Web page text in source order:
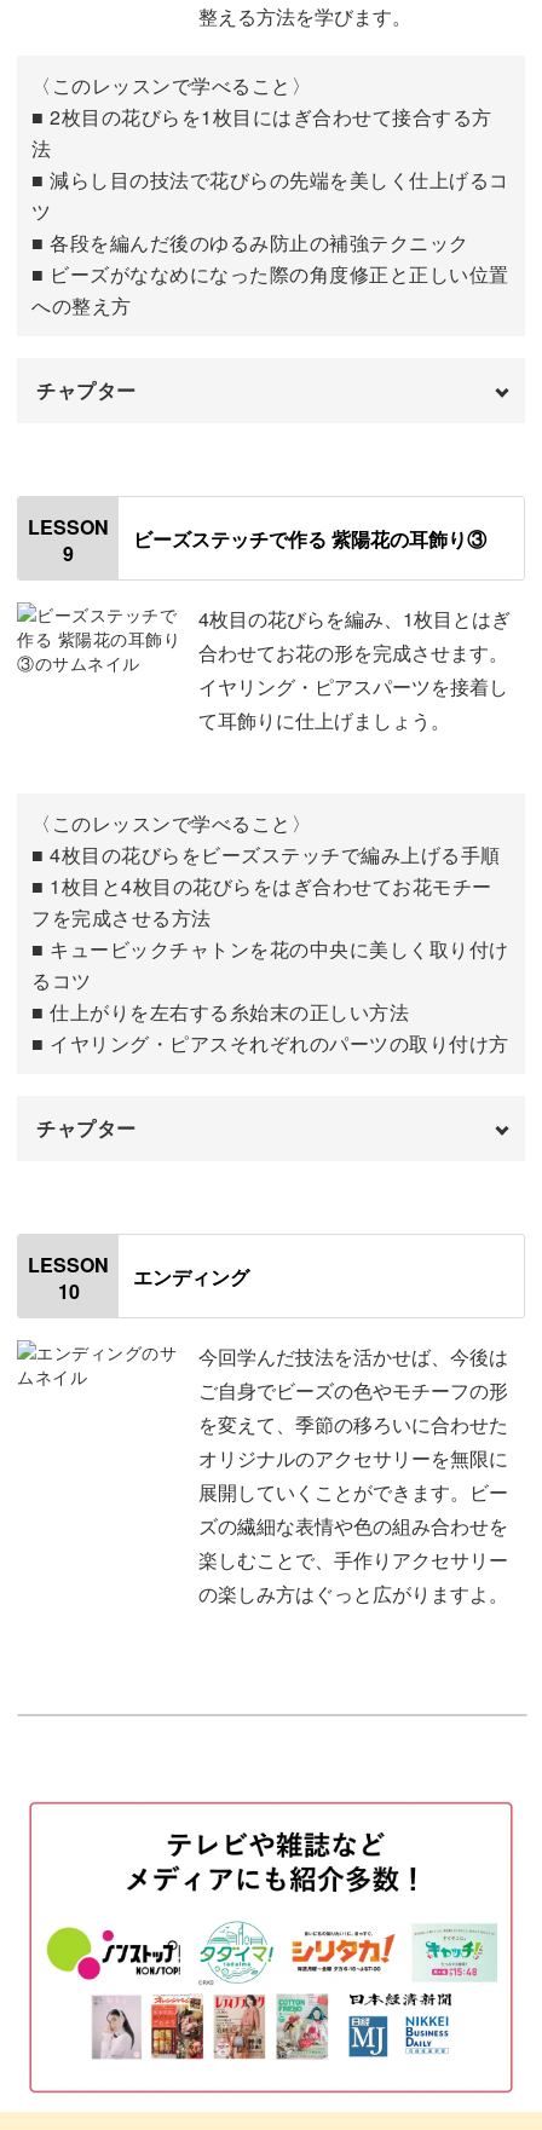
整える方法を学びます。
〈このレッスンで学べること〉
■ 2枚目の花びらを1枚目にはぎ合わせて接合する方
法
■ 減らし目の技法で花びらの先端を美しく仕上げるコ
ツ
■ 各段を編んだ後のゆるみ防止の補強テクニック
■ ビーズがななめになった際の角度修正と正しい位置
への整え方
チャプター
花びらの2枚目の1段目を編む
花びらの2枚目の2段目を編む
花びらの2枚目の3段目を編む 04:08
花びらの2枚目の4段目を編む 06:14
花びらの2枚目の5〜7段目を編む
LESSON
9
ビーズステッチで作る 紫陽花の耳飾り③
4枚目の花びらを編み、1枚目とはぎ
合わせてお花の形を完成させます。
イヤリング・ピアスパーツを接着し
て耳飾りに仕上げましょう。
〈このレッスンで学べること〉
■ 4枚目の花びらをビーズステッチで編み上げる手順
■ 1枚目と4枚目の花びらをはぎ合わせてお花モチー
フを完成させる方法
■ キュービックチャトンを花の中央に美しく取り付け
るコツ
■ 仕上がりを左右する糸始末の正しい方法
■ イヤリング・ピアスそれぞれのパーツの取り付け方
チャプター
花びらの4枚目を編む
花びらの1枚目と4枚目をはぎ合せる
キュービックチャトンをつける 12:40
16:08
イヤリングのパーツをつける 17:57
ピアスのパーツをつける 19:46
21:07
LESSON
10
エンディング
今回学んだ技法を活かせば、今後は
ご自身でビーズの色やモチーフの形
を変えて、季節の移ろいに合わせた
オリジナルのアクセサリーを無限に
展開していくことができます。ビー
ズの繊細な表情や色の組み合わせを
楽しむことで、手作りアクセサリー
の楽しみ方はぐっと広がりますよ。